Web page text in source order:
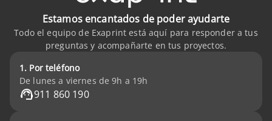
Estamos encantados de poder ayudarte
Todo el equipo de Exaprint está aquí para responder a tus
preguntas y acompañarte en tus proyectos.
1. Por teléfono
De lunes a viernes de 9h a 19h
911 860 190